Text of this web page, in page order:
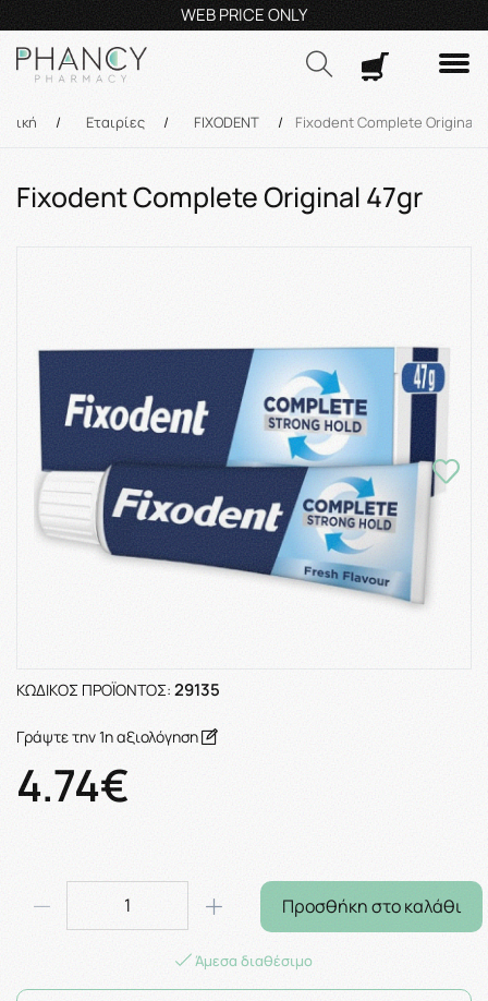
Τηλεφωνικές Παραγγελίες: 23210 59995 Δευ- Πα
/ Εταιρίες / FIXODENT / Fixodent Complete Original
Fixodent Complete Original 47gr
ΚΩΔΙΚΌΣ ΠΡΟΪΌΝΤΟΣ: 29135
Γράψτε την 1η αξιολόγηση
4.74€
Προσθήκη στο καλάθι
Άμεσα διαθέσιμο